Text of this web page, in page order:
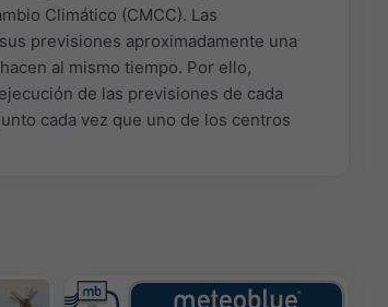
Climático (CMCC). Las
previsiones aproximadamente una
al mismo tiempo. Por ello,
de las previsiones de cada
cada vez que uno de los centros